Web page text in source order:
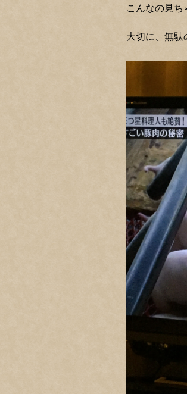
こんなの見ち
大切に、無駄